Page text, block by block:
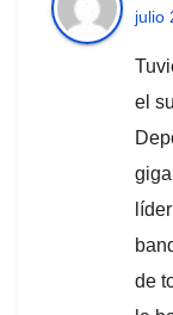
julio
el
de